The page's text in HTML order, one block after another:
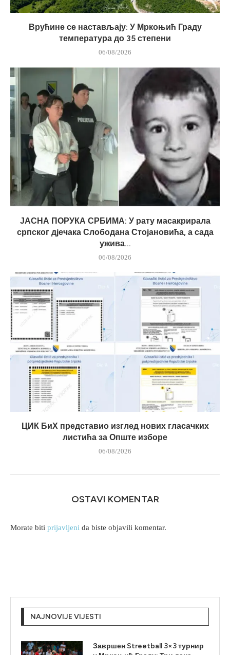
Врућине се настављају: У Мркоњић Граду
температура до 35 степени
06/08/2026
ЈАСНА ПОРУКА СРБИМА: У рату масакрирала
српског дјечака Слободана Стојановића, а сада
ужива...
06/08/2026
ЦИК БиХ представио изглед нових гласачких
листића за Опште изборе
06/08/2026
OSTAVI KOMENTAR
Morate biti prijavljeni da biste objavili komentar.
NAJNOVIJE VIJESTI
Завршен Streetball 3×3 турнир